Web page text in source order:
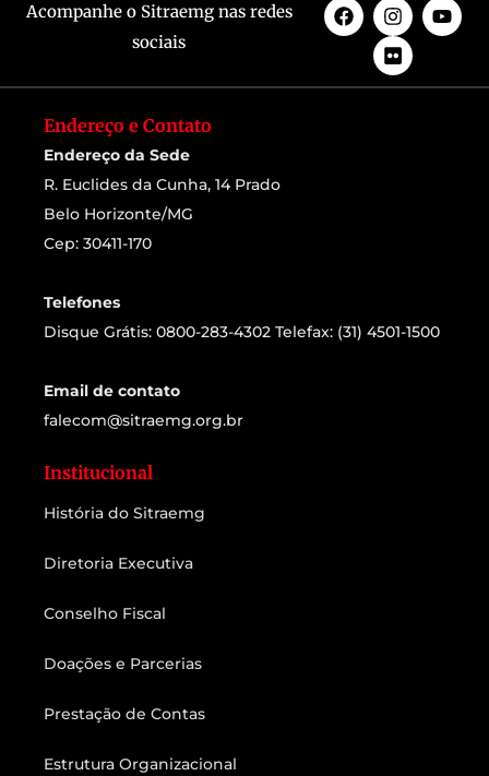
Acompanhe o Sitraemg nas redes
sociais
Endereço e Contato
Endereço da Sede
R. Euclides da Cunha, 14 Prado
Belo Horizonte/MG
Cep: 30411-170
Telefones
Disque Grátis: 0800-283-4302 Telefax: (31) 4501-1500
Email de contato
falecom@sitraemg.org.br
Institucional
História do Sitraemg
Diretoria Executiva
Conselho Fiscal
Doações e Parcerias
Prestação de Contas
Estrutura Organizacional